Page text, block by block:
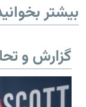
بیشتر
گزارش و